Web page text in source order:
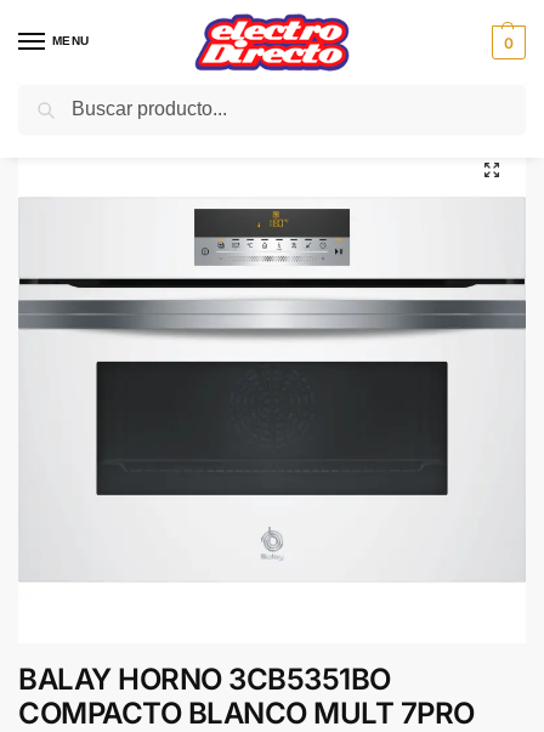
MENU 0
Inicio Gama blanca Hornos
BALAY HORNO 3CB5351BO
COMPACTO BLANCO MULT 7PRO